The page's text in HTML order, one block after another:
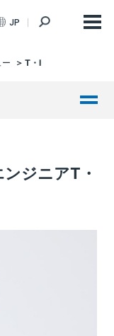
JP
T・I
ジニアT・